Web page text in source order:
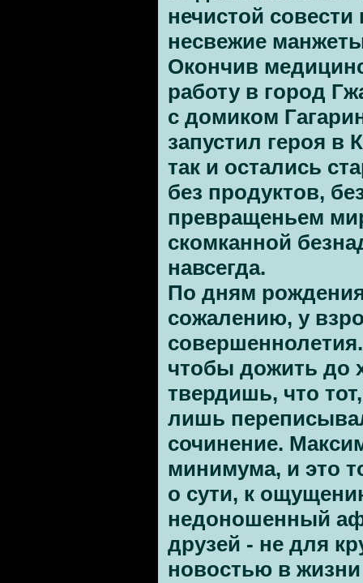
нечистой
несвежие
Окончив
работу в город
с домиком
запустил героя в
так и остались
без продуктов,
превращеньем
скомканной
навсегда.
По дням
сожалению, у
чтобы дожить до
твердишь, что
лишь
сочинение.
минимума, и это
о сути, к
недоношенный
друзей - не для
новостью в